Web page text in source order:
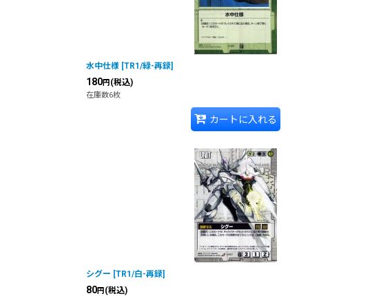
水中仕様 [TR1/緑-再録]
180円 (税込)
在庫数6枚
カートに入れる
シグー [TR1/白-再録]
80円 (税込)